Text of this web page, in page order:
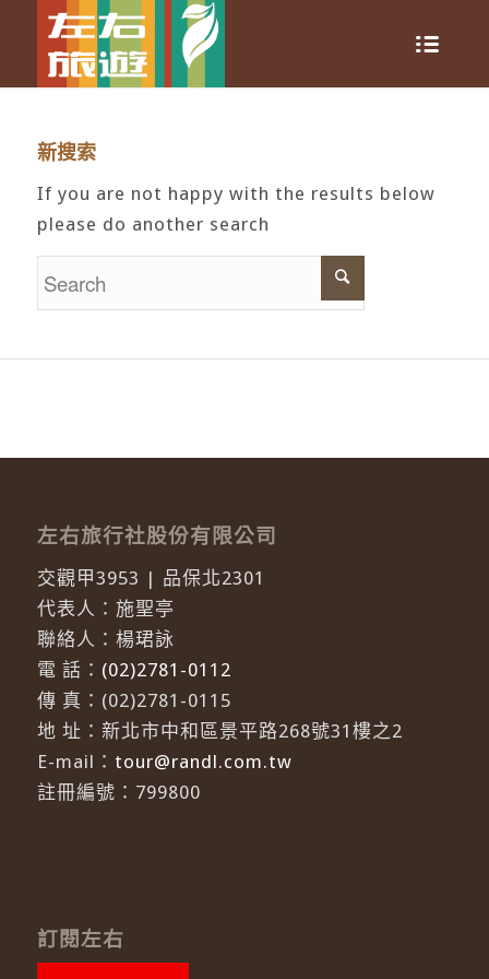
新搜索
If you are not happy with the results below
please do another search
左右旅行社股份有限公司
交觀甲3953 | 品保北2301
代表人：施聖亭
聯絡人：楊珺詠
電 話： (02)2781-0112
傳 真：(02)2781-0115
地 址：新北市中和區景平路268號31樓之2
E-mail： tour@randl.com.tw
註冊編號：799800
訂閱左右